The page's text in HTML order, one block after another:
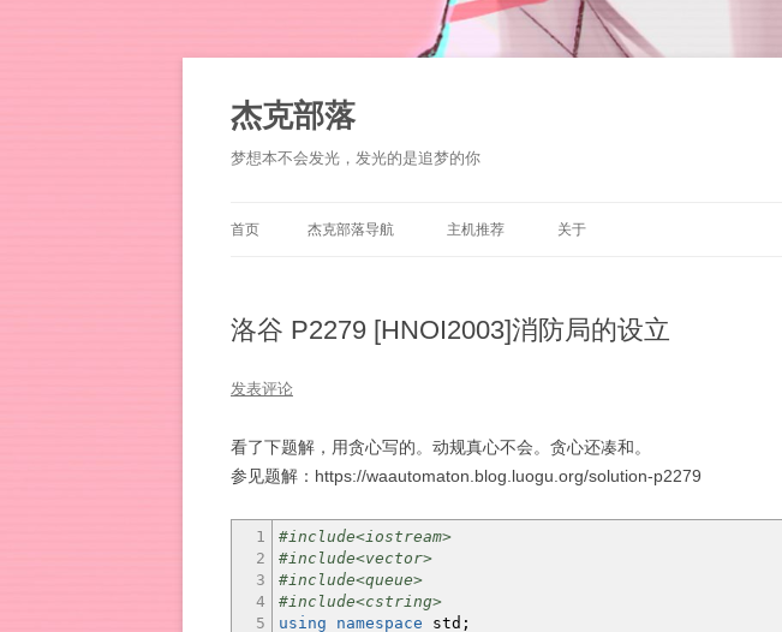
杰克部落
梦想本不会发光，发光的是追梦的你
首页 杰克部落导航 主机推荐 关于
洛谷 P2279 [HNOI2003]消防局的设立
发表评论
看了下题解，用贪心写的。动规真心不会。贪心还凑和。
参见题解：https://waautomaton.blog.luogu.org/solution-p2279
1
2
3
4
5
#include<iostream>
#include<vector>
#include<queue>
#include<cstring>
using
namespace std ;